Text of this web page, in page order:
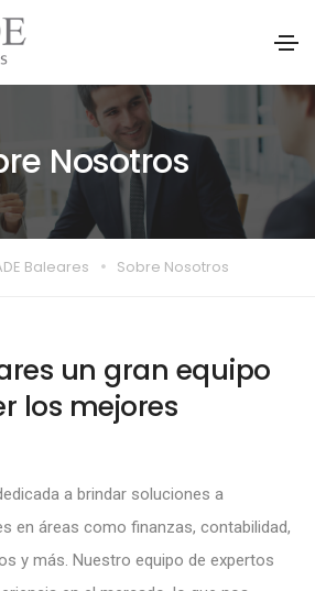
Nosotros
Baleares Sobre Nosotros
un gran equipo
los mejores
a brindar soluciones a
en áreas como finanzas, contabilidad,
y más. Nuestro equipo de expertos